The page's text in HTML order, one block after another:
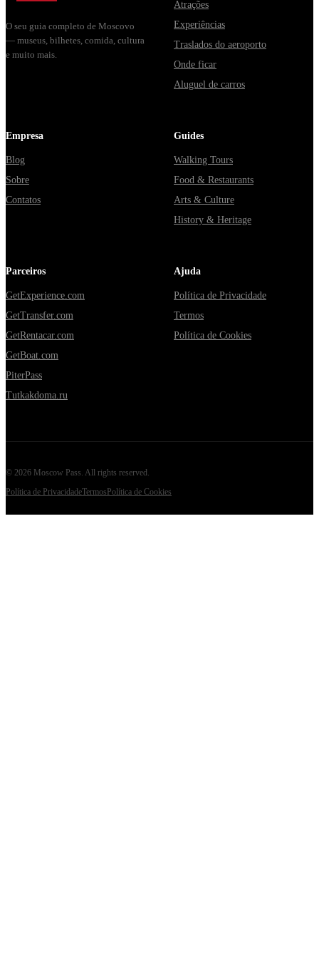
O seu guia completo de Moscovo
— museus, bilhetes, comida, cultura
e muito mais.
Atrações
Experiências
Traslados do aeroporto
Onde ficar
Aluguel de carros
Empresa
Blog
Sobre
Contatos
Guides
Walking Tours
Food & Restaurants
Arts & Culture
History & Heritage
Parceiros
GetExperience.com
GetTransfer.com
GetRentacar.com
GetBoat.com
PiterPass
Tutkakdoma.ru
Ajuda
Política de Privacidade
Termos
Política de Cookies
© 2026 Moscow Pass. All rights reserved.
Política de PrivacidadeTermos Política de Cookies